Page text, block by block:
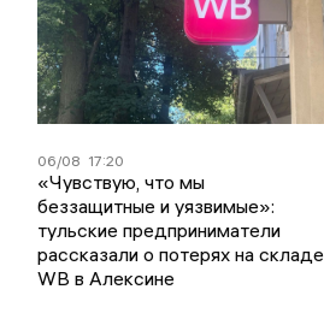
06/08 17:20
«Чувствую, что мы
беззащитные и уязвимые»:
тульские предприниматели
рассказали о потерях на складе
WB в Алексине